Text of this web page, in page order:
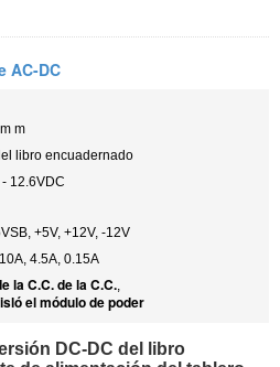
AC-DC
m
libro encuadernado
12.6VDC
+5V, +12V, -12V
4.5A, 0.15A
la C.C. de la C.C.,
el módulo de poder
DC-DC del libro